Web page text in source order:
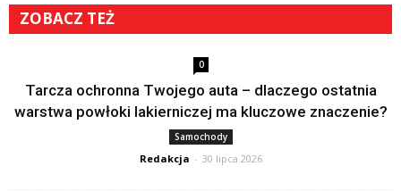
ZOBACZ TEŻ
0
Tarcza ochronna Twojego auta – dlaczego ostatnia
warstwa powłoki lakierniczej ma kluczowe znaczenie?
Samochody
Redakcja - 30 lipca 2026